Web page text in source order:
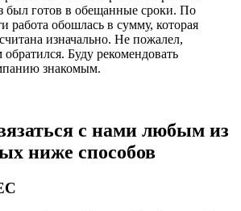
был готов в обещанные сроки. По
работа обошлась в сумму, которая
изначально. Не пожалел,
обратился. Буду рекомендовать
знакомым.
с нами любым из
ниже способов